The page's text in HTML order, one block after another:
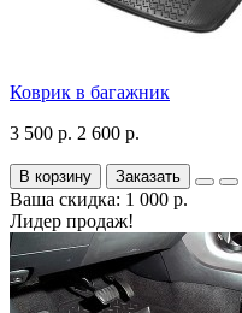
Коврик в багажник
3 500 р. 2 600 р.
В корзину Заказать
Ваша скидка: 1 000 р.
Лидер продаж!